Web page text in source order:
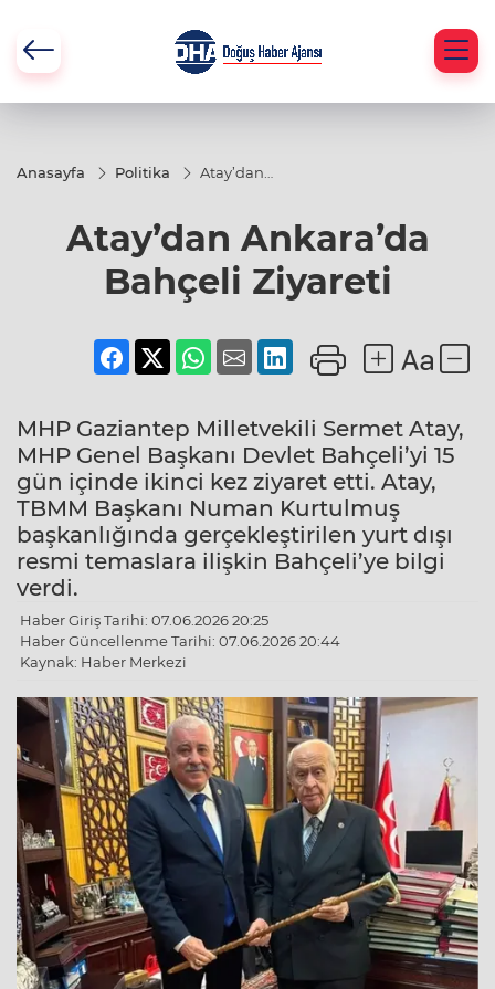
Anasayfa Politika
Atay’dan
Ziyareti
Atay’dan Ankara’da
Bahçeli Ziyareti
MHP Gaziantep Milletvekili Sermet Atay,
MHP Genel Başkanı Devlet Bahçeli’yi 15
gün içinde ikinci kez ziyaret etti. Atay,
TBMM Başkanı Numan Kurtulmuş
başkanlığında gerçekleştirilen yurt dışı
resmi temaslara ilişkin Bahçeli’ye bilgi
verdi.
Haber Giriş Tarihi: 07.06.2026 20:25
Haber Güncellenme Tarihi: 07.06.2026 20:44
Kaynak: Haber Merkezi